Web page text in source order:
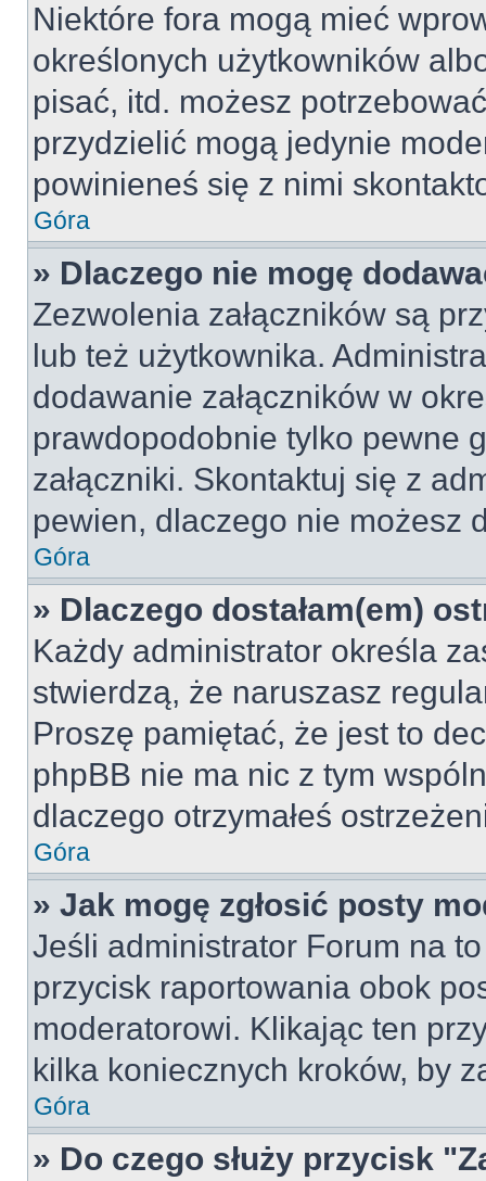
Niektóre fora mogą mieć
określonych użytkowników
pisać, itd. możesz
przydzielić mogą jedynie
powinieneś się z nimi
Góra
» Dlaczego nie mogę
Zezwolenia załączników są
lub też użytkownika.
dodawanie załączników w
prawdopodobnie tylko pewne
załączniki. Skontaktuj się z
pewien, dlaczego nie możesz
Góra
» Dlaczego dostałam(em)
Każdy administrator określa
stwierdzą, że naruszasz
Proszę pamiętać, że jest to
phpBB nie ma nic z tym
dlaczego otrzymałeś
Góra
» Jak mogę zgłosić posty
Jeśli administrator Forum na
przycisk raportowania obok
moderatorowi. Klikając ten
kilka koniecznych kroków, by
Góra
» Do czego służy przycisk